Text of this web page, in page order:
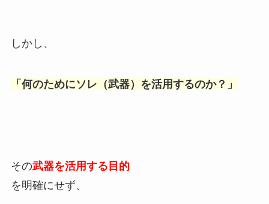
しかし、
「何のためにソレ（武器）を活用するのか？」
その武器を活用する目的
を明確にせず、